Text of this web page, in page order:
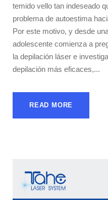
temido vello tan indeseado
problema de autoestima
Por este motivo, y desde
adolescente comienza a
la depilación láser e
depilación más eficaces,...
READ MORE